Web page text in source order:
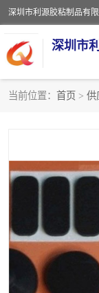
深圳市
当前位置： 首页 > 供
EVA珍珠棉异形